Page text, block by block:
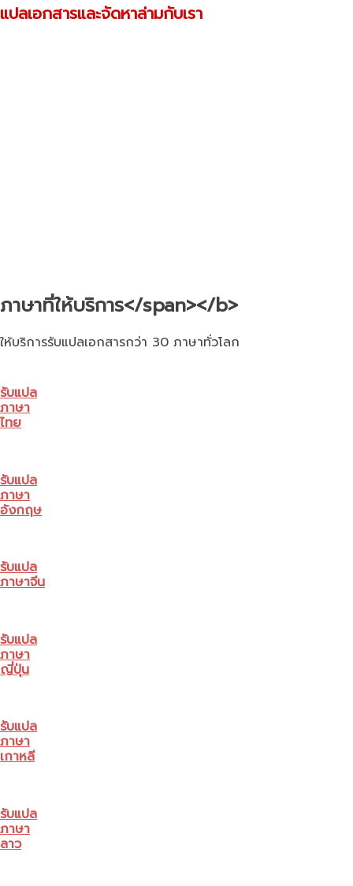
แปลเอกสารและจัดหาล่ามกับเรา
ภาษาที่ให้บริการ</span></b>
ให้บริการรับแปลเอกสารกว่า 30 ภาษาทั่วโลก
รับแปล
ภาษา
ไทย
รับแปล
ภาษา
อังกฤษ
รับแปล
ภาษาจีน
รับแปล
ภาษา
ญี่ปุ่น
รับแปล
ภาษา
เกาหลี
รับแปล
ภาษา
ลาว